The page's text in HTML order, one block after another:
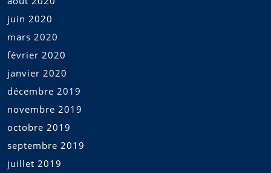
juin 2020
mars 2020
février 2020
janvier 2020
décembre 2019
novembre 2019
octobre 2019
septembre 2019
juillet 2019